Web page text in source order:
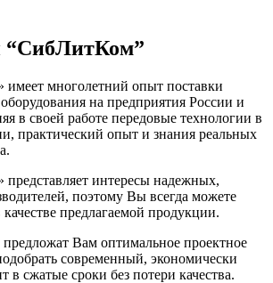
многолетний опыт поставки
на предприятия России и
в своей работе передовые технологии в
практический опыт и знания реальных
интересы надежных,
поэтому Вы всегда можете
предлагаемой продукции.
Вам оптимальное проектное
современный, экономически
в сжатые сроки без потери качества.